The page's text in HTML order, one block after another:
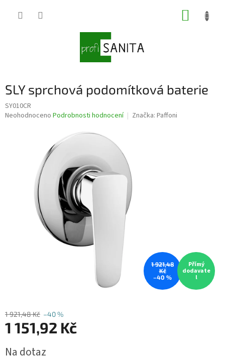
SLY sprchová podomítková baterie
SY010CR
Průměrné
Neohodnoceno Podrobnosti hodnocení Značka: Paffoni
1 921,48
Kč
–40 %
Přímý
dodavate
l
1 921,48 Kč –40 %
1 151,92 Kč
cena:
Na dotaz